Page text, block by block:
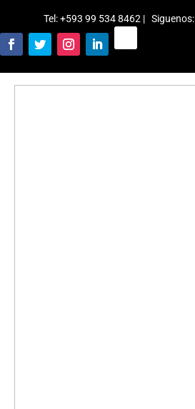
Tel: +593 99 534 8462 | Siguenos: